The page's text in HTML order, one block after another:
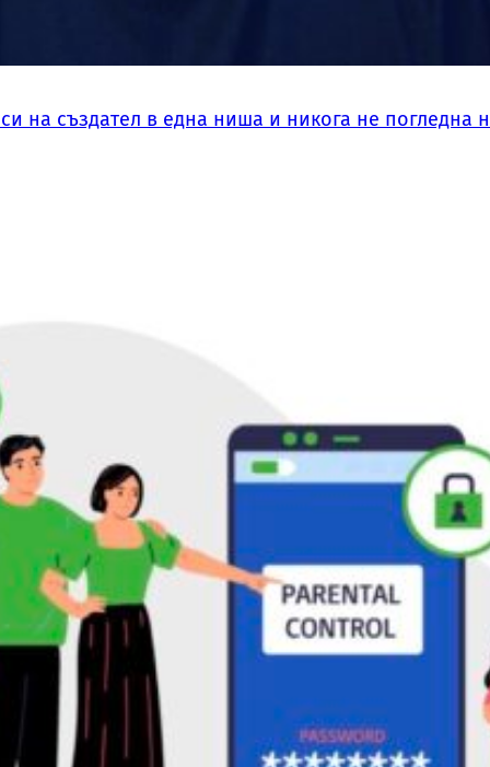
на създател в една ниша и никога не погледна